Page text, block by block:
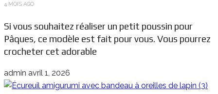
4 MOIS AGO
Si vous souhaitez réaliser un petit poussin pour
Pâques, ce modèle est fait pour vous. Vous pourrez
crocheter cet adorable
admin avril 1, 2026